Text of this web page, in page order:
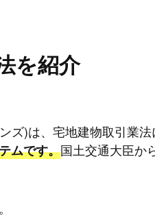
を紹介
ズ)は、宅地建物取引業法
ムです。国土交通大臣か